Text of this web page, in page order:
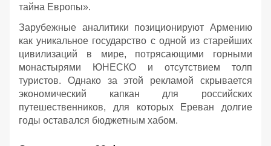
тайна Европы».
Зарубежные аналитики позиционируют Армению
как уникальное государство с одной из старейших
цивилизаций в мире, потрясающими горными
монастырями ЮНЕСКО и отсутствием толп
туристов. Однако за этой рекламой скрывается
экономический капкан для российских
путешественников, для которых Ереван долгие
годы оставался бюджетным хабом.